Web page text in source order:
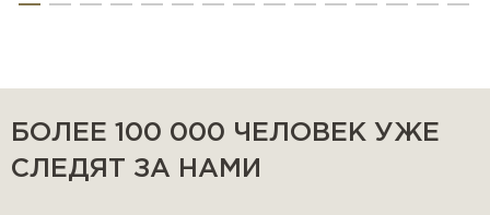
БОЛЕЕ 100 000 ЧЕЛОВЕК УЖЕ
СЛЕДЯТ ЗА НАМИ